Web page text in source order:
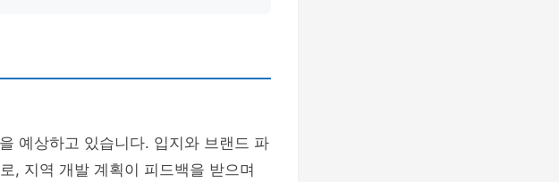
을 예상하고 있습니다. 입지와 브랜드 파
, 지역 개발 계획이 피드백을 받으며